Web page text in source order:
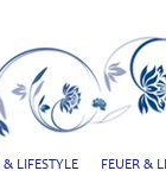
LIFESTYLE FEUER &